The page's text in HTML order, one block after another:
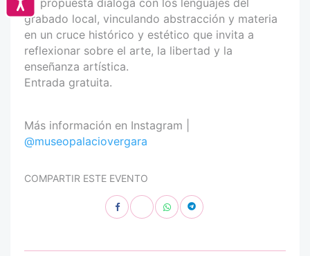
La propuesta dialoga con los lenguajes del
grabado local, vinculando abstracción y materia
en un cruce histórico y estético que invita a
reflexionar sobre el arte, la libertad y la
enseñanza artística.
Entrada gratuita.
Más información en Instagram |
@museopalaciovergara
COMPARTIR ESTE EVENTO